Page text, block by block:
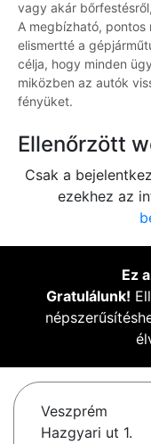
vagy akár
A megbízható, pontos
elismertté a
célja, hogy minden
miközben az autók
fényüket.
Ellenőrzött
Csak a
ezekhez az
Ez
Gratulálunk!
Veszprém
Hazgyari ut 1.